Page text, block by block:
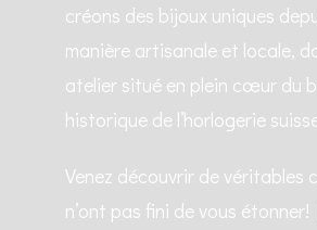
créons des bijoux uniques
manière artisanale et locale,
atelier situé en plein cœur du
historique de l’horlogerie
Venez découvrir de véritables
n’ont pas fini de vous